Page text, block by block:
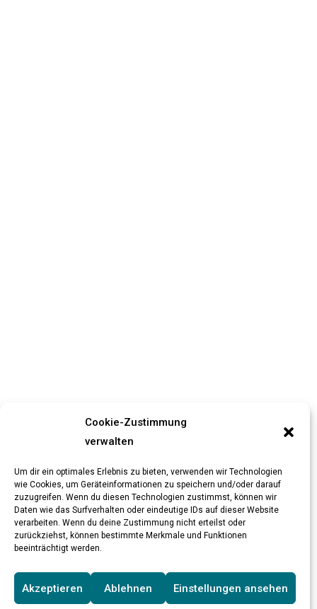
Cookie-Zustimmung
verwalten
Um dir ein optimales Erlebnis zu bieten, verwenden wir Technologien
wie Cookies, um Geräteinformationen zu speichern und/oder darauf
zuzugreifen. Wenn du diesen Technologien zustimmst, können wir
Daten wie das Surfverhalten oder eindeutige IDs auf dieser Website
verarbeiten. Wenn du deine Zustimmung nicht erteilst oder
zurückziehst, können bestimmte Merkmale und Funktionen
beeinträchtigt werden.
Akzeptieren Ablehnen Einstellungen ansehen